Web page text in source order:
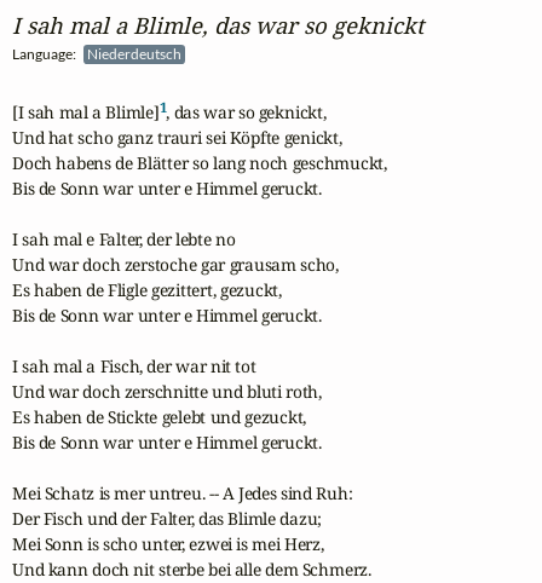
I sah mal a Blimle, das war so geknickt
Language: Niederdeutsch
[I sah mal a Blimle]1, das war so geknickt,
Und hat scho ganz trauri sei Köpfte genickt,
Doch habens de Blätter so lang noch geschmuckt,
Bis de Sonn war unter e Himmel geruckt.
I sah mal e Falter, der lebte no
Und war doch zerstoche gar grausam scho,
Es haben de Fligle gezittert, gezuckt,
Bis de Sonn war unter e Himmel geruckt.
I sah mal a Fisch, der war nit tot
Und war doch zerschnitte und bluti roth,
Es haben de Stickte gelebt und gezuckt,
Bis de Sonn war unter e Himmel geruckt.
Mei Schatz is mer untreu. -- A Jedes sind Ruh:
Der Fisch und der Falter, das Blimle dazu;
Mei Sonn is scho unter, ezwei is mei Herz,
Und kann doch nit sterbe bei alle dem Schmerz.